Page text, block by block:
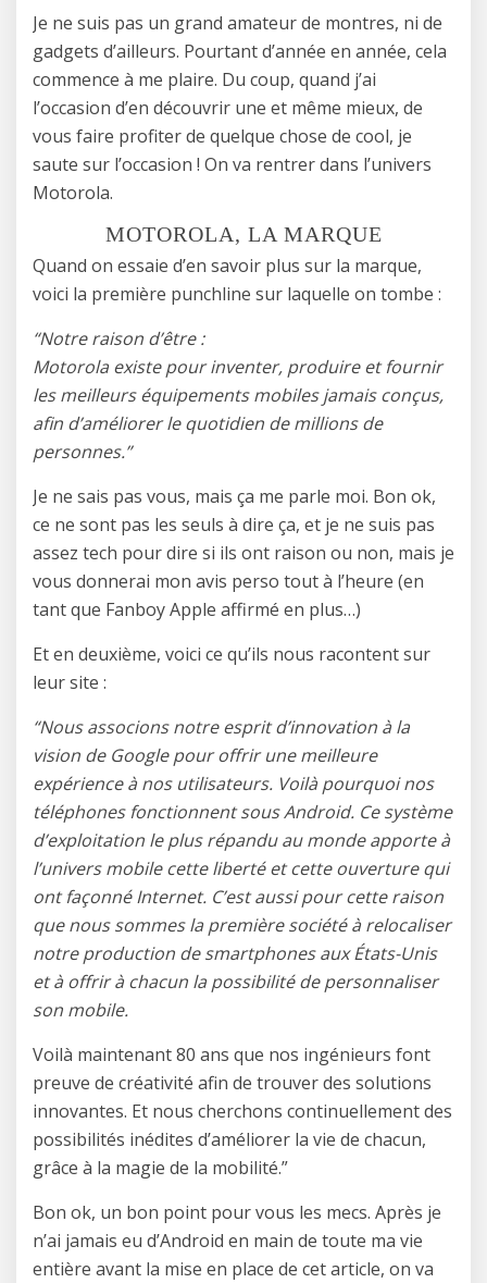
Je ne suis pas un grand amateur de montres, ni de
gadgets d’ailleurs. Pourtant d’année en année, cela
commence à me plaire. Du coup, quand j’ai
l’occasion d’en découvrir une et même mieux, de
vous faire profiter de quelque chose de cool, je
saute sur l’occasion ! On va rentrer dans l’univers
Motorola.
MOTOROLA, LA MARQUE
Quand on essaie d’en savoir plus sur la marque,
voici la première punchline sur laquelle on tombe :
“Notre raison d’être :
Motorola existe pour inventer, produire et fournir
les meilleurs équipements mobiles jamais conçus,
afin d’améliorer le quotidien de millions de
personnes.”
Je ne sais pas vous, mais ça me parle moi. Bon ok,
ce ne sont pas les seuls à dire ça, et je ne suis pas
assez tech pour dire si ils ont raison ou non, mais je
vous donnerai mon avis perso tout à l’heure (en
tant que Fanboy Apple affirmé en plus…)
Et en deuxième, voici ce qu’ils nous racontent sur
leur site :
“Nous associons notre esprit d’innovation à la
vision de Google pour offrir une meilleure
expérience à nos utilisateurs. Voilà pourquoi nos
téléphones fonctionnent sous Android. Ce système
d’exploitation le plus répandu au monde apporte à
l’univers mobile cette liberté et cette ouverture qui
ont façonné Internet. C’est aussi pour cette raison
que nous sommes la première société à relocaliser
notre production de smartphones aux États-Unis
et à offrir à chacun la possibilité de personnaliser
son mobile.
Voilà maintenant 80 ans que nos ingénieurs font
preuve de créativité afin de trouver des solutions
innovantes. Et nous cherchons continuellement des
possibilités inédites d’améliorer la vie de chacun,
grâce à la magie de la mobilité.”
Bon ok, un bon point pour vous les mecs. Après je
n’ai jamais eu d’Android en main de toute ma vie
entière avant la mise en place de cet article, on va